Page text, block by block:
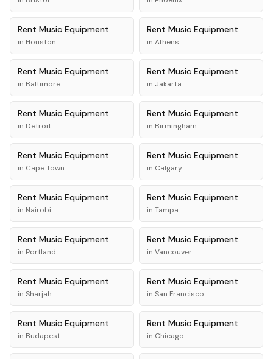
Rent Music Equipment
in Houston
Rent Music Equipment
in Athens
Rent Music Equipment
in Baltimore
Rent Music Equipment
in Jakarta
Rent Music Equipment
in Detroit
Rent Music Equipment
in Birmingham
Rent Music Equipment
in Cape Town
Rent Music Equipment
in Calgary
Rent Music Equipment
in Nairobi
Rent Music Equipment
in Tampa
Rent Music Equipment
in Portland
Rent Music Equipment
in Vancouver
Rent Music Equipment
in Sharjah
Rent Music Equipment
in San Francisco
Rent Music Equipment
in Budapest
Rent Music Equipment
in Chicago